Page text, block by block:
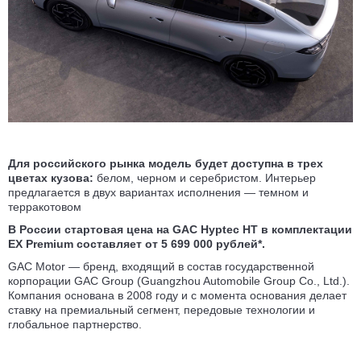
Для российского рынка модель будет доступна в трех
цветах кузова: белом, черном и серебристом. Интерьер
предлагается в двух вариантах исполнения — темном и
терракотовом
В России стартовая цена на GAC Hyptec HT в комплектации
ЕХ Premium составляет от 5 699 000 рублей*.
GAC Motor — бренд, входящий в состав государственной
корпорации GAC Group (Guangzhou Automobile Group Co., Ltd.).
Компания основана в 2008 году и с момента основания делает
ставку на премиальный сегмент, передовые технологии и
глобальное партнерство.